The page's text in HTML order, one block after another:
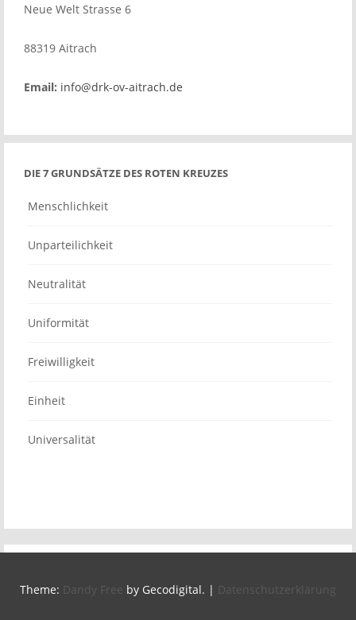
Neue Welt Strasse 6
88319 Aitrach
Email: info@drk-ov-aitrach.de
DIE 7 GRUNDSÄTZE DES ROTEN KREUZES
Menschlichkeit
Unparteilichkeit
Neutralität
Uniformität
Freiwilligkeit
Einheit
Universalität
Theme: Dandy Free by Gecodigital. | Datenschutzerklärung